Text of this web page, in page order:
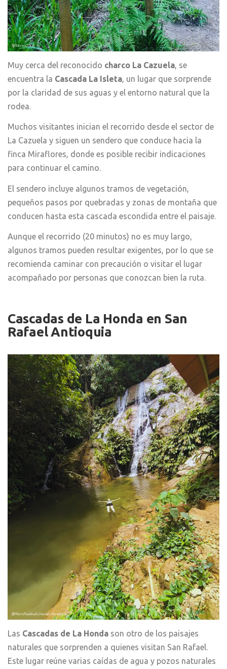
Muy cerca del reconocido charco La Cazuela , se
encuentra la Cascada La Isleta , un lugar que sorprende
por la claridad de sus aguas y el entorno natural que la
rodea.
Muchos visitantes inician el recorrido desde el sector de
La Cazuela y siguen un sendero que conduce hacia la
finca Miraflores, donde es posible recibir indicaciones
para continuar el camino.
El sendero incluye algunos tramos de vegetación,
pequeños pasos por quebradas y zonas de montaña que
conducen hasta esta cascada escondida entre el paisaje.
Aunque el recorrido (20 minutos) no es muy largo,
algunos tramos pueden resultar exigentes, por lo que se
recomienda caminar con precaución o visitar el lugar
acompañado por personas que conozcan bien la ruta.
Cascadas de La Honda en San
Rafael Antioquia
Las Cascadas de La Honda son otro de los paisajes
naturales que sorprenden a quienes visitan San Rafael.
Este lugar reúne varias caídas de agua y pozos naturales